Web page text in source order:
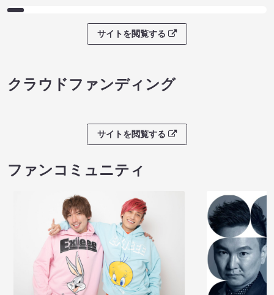
サイトを閲覧する
クラウドファンディング
サイトを閲覧する
ファンコミュニティ